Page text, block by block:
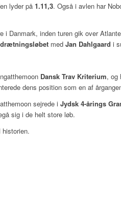
lyder på 1.11,3. Også i avlen har
i Danmark, inden turen gik over
med Jan Dahlgaard i
Dansk Trav Kriterium, og
dens position som en af
sejrede i Jydsk 4-årings
sig i de helt store løb.